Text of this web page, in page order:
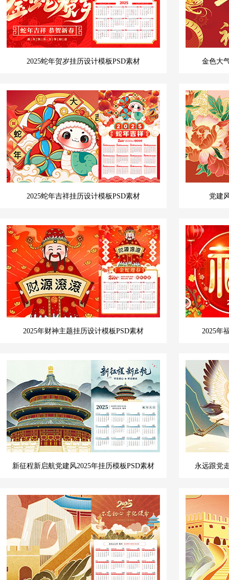
2025蛇年贺岁挂历设计模板PSD素材 金色大
2025蛇年吉祥挂历设计模板PSD素材 党建
2025年财神主题挂历设计模板PSD素材 2025年
新征程新启航党建风2025年挂历模板PSD素材 永远跟党